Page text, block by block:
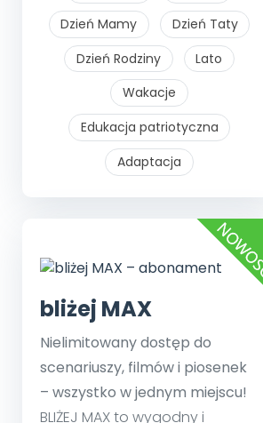
Dzień Mamy
Dzień Taty
Dzień Rodziny
Lato
Wakacje
Edukacja patriotyczna
Adaptacja
bliżej MAX
Nielimitowany dostęp do
scenariuszy, filmów i piosenek
– wszystko w jednym miejscu!
BLIŻEJ MAX to wygodny i